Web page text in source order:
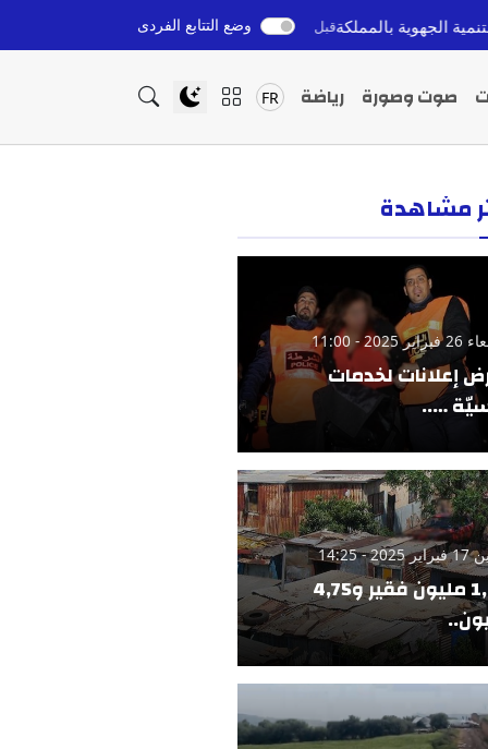
قبل 9 ساعات استثمار عربي استراتيجي في القطاع الصحي
وضع التتابع الفردى
صوت وصورة رياضة FR
مشاهدة
2025 - 11:00
إعلانات لخدمات
…..
- 14:25
1,42 مليون فقير و4,75